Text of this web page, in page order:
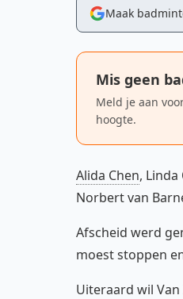
Maak
Mis geen
Meld je aan
hoogte.
Alida Chen, Linda
Norbert van
Afscheid werd
moest stoppen
Uiteraard wil